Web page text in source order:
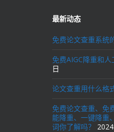
最新动态
免费论文查重系统
免费AIGC降重和人
日
论文查重用什么格
免费论文查重、免
能降重、一键降重
词你了解吗？